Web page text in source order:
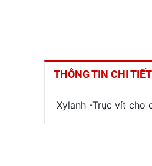
THÔNG TIN CHI TIẾT
Xylanh -Trục vít cho